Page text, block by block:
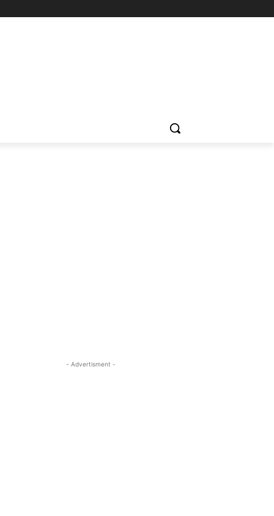
- Advertisment -